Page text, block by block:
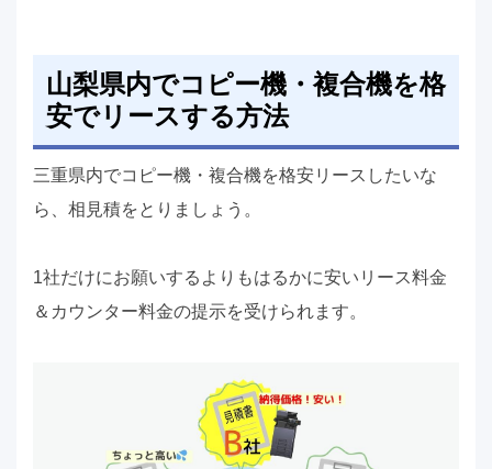
山梨県内でコピー機・複合機を格
安でリースする方法
三重県内でコピー機・複合機を格安リースしたいな
ら、相見積をとりましょう。
1社だけにお願いするよりもはるかに安いリース料金
＆カウンター料金の提示を受けられます。